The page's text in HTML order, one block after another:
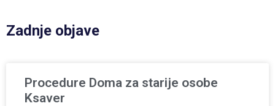
Zadnje objave
Procedure Doma za starije osobe
Ksaver